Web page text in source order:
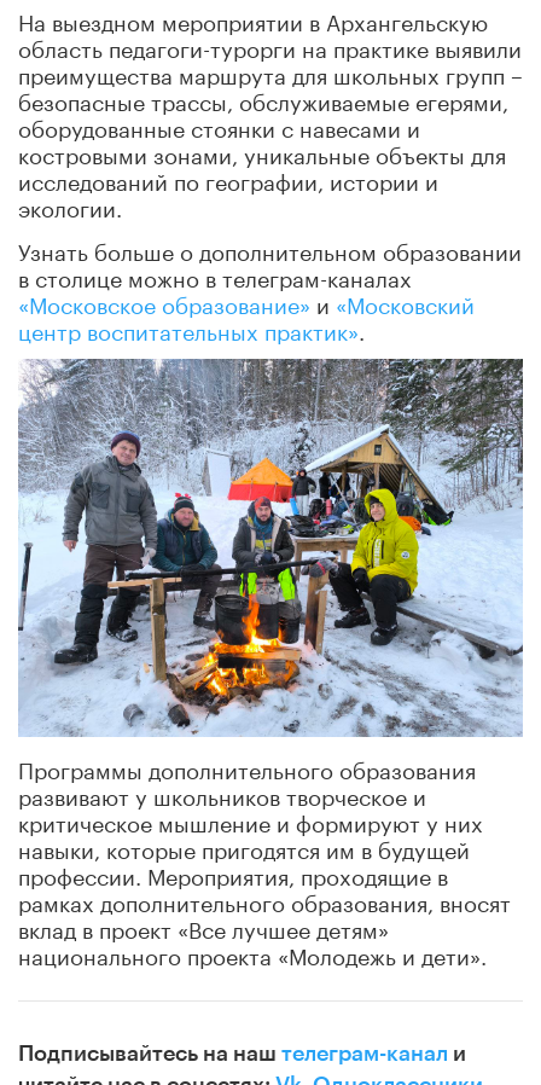
На выездном мероприятии в Архангельскую
область педагоги-турорги на практике выявили
преимущества маршрута для школьных групп –
безопасные трассы, обслуживаемые егерями,
оборудованные стоянки с навесами и
костровыми зонами, уникальные объекты для
исследований по географии, истории и
экологии.
Узнать больше о дополнительном образовании
в столице можно в телеграм-каналах
«Московское образование» и «Московский
центр воспитательных практик»
Программы дополнительного образования
развивают у школьников творческое и
критическое мышление и формируют у них
навыки, которые пригодятся им в будущей
профессии. Мероприятия, проходящие в
рамках дополнительного образования, вносят
вклад в проект «Все лучшее детям»
национального проекта «Молодежь и дети».
Подписывайтесь на наш телеграм-канал и